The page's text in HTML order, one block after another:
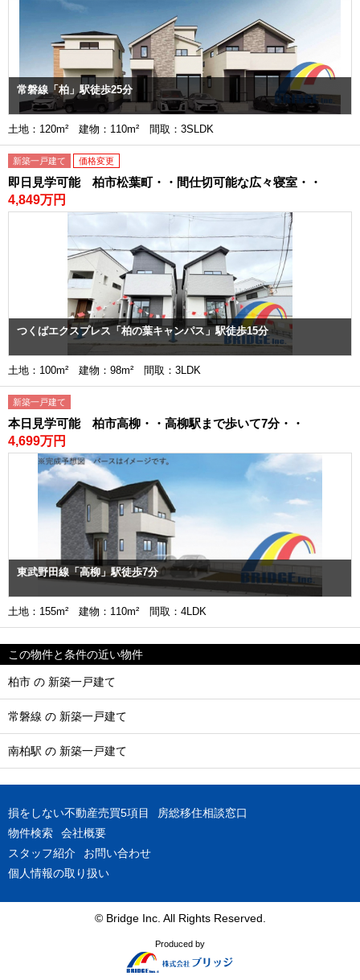
常磐線「柏」駅徒歩25分
土地：120m² 建物：110m² 間取：3SLDK
新築一戸建て 価格変更
即日見学可能 柏市松葉町・・間仕切可能な広々寝室・・
4,849万円
つくばエクスプレス「柏の葉キャンパス」駅徒歩15分
土地：100m² 建物：98m² 間取：3LDK
新築一戸建て
本日見学可能 柏市高柳・・高柳駅まで歩いて7分・・
4,699万円
東武野田線「高柳」駅徒歩7分
土地：155m² 建物：110m² 間取：4LDK
この物件と条件の近い物件
柏市 の 新築一戸建て
常磐線 の 新築一戸建て
南柏駅 の 新築一戸建て
損をしない不動産売買5項目
房総移住相談窓口
物件検索
会社概要
スタッフ紹介
お問い合わせ
個人情報の取り扱い
© Bridge Inc. All Rights Reserved.
Produced by